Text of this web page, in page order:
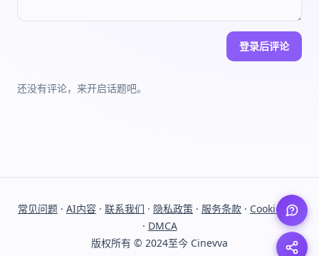
登录后评论
还没有评论，来开启话题吧。
常见问题 · AI内容 · 联系我们 · 隐私政策 · 服务条款 · Cookie政策
· DMCA
版权所有 © 2024至今 Cinevva